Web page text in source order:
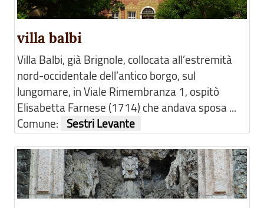
villa balbi
Villa Balbi, già Brignole, collocata all’estremità
nord-occidentale dell’antico borgo, sul
lungomare, in Viale Rimembranza 1, ospitò
Elisabetta Farnese (1714) che andava sposa ...
Comune:
Sestri Levante